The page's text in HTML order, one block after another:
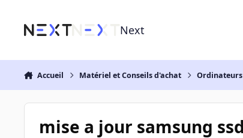
Next
Accueil Matériel et Conseils d'achat
mise a jour samsung